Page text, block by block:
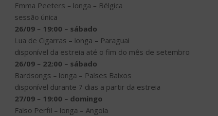
Emma Peeters – longa – Bélgica
sessão única
26/09 – 19:00 – sábado
Lua de Cigarras – longa – Paraguai
disponível da estreia até o fim do mês de setembro
26/09 – 22:00 – sábado
Bardsongs – longa – Países Baixos
disponível durante 7 dias a partir da estreia
27/09 – 19:00 – domingo
Falso Perfil – longa – Angola